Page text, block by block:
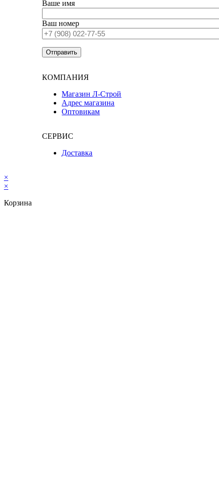
Ваше имя
Ваш номер
КОМПАНИЯ
Магазин Л-Строй
Адрес магазина
Оптовикам
СЕРВИС
Доставка
×
×
Корзина